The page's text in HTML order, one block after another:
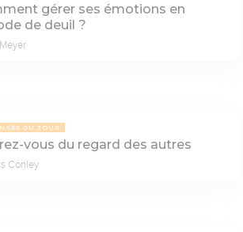
gérer ses émotions en
de deuil ?
DU JOUR
vous du regard des autres
Conley